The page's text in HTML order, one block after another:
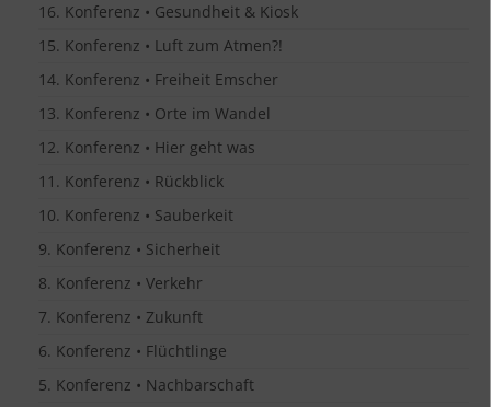
16. Konferenz • Gesundheit & Kiosk
15. Konferenz • Luft zum Atmen?!
14. Konferenz • Freiheit Emscher
13. Konferenz • Orte im Wandel
12. Konferenz • Hier geht was
11. Konferenz • Rückblick
10. Konferenz • Sauberkeit
9. Konferenz • Sicherheit
8. Konferenz • Verkehr
7. Konferenz • Zukunft
6. Konferenz • Flüchtlinge
5. Konferenz • Nachbarschaft